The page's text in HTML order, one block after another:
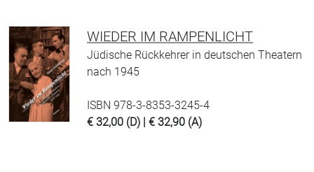
WIEDER IM RAMPENLICHT
Jüdische Rückkehrer in deutschen Theatern
nach 1945
ISBN 978-3-8353-3245-4
€ 32,00 (D) | € 32,90 (A)